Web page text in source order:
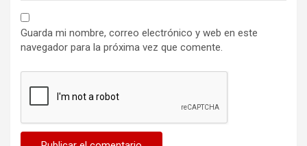
Guarda mi nombre, correo electrónico y web en este
navegador para la próxima vez que comente.